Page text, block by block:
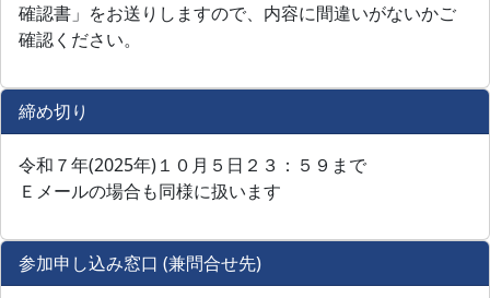
確認書」をお送りしますので、内容に間違いがないかご
確認ください。
締め切り
令和７年(2025年)１０月５日２３：５９まで
Ｅメールの場合も同様に扱います
参加申し込み窓口 (兼問合せ先)